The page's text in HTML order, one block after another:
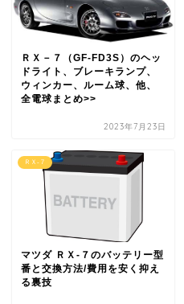
ＲＸ－７（GF-FD3S）のヘッ
ドライト、ブレーキランプ、
ウィンカー、ルーム球、他、
全電球まとめ>>
2023年7月23日
ＲＸ-７
マツダ ＲＸ-７のバッテリー型
番と交換方法/費用を安く抑え
る裏技